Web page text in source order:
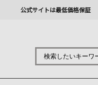
公式サイトは最低価格保証